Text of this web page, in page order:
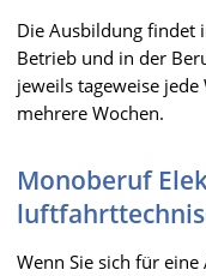
Die Ausbildung findet
Betrieb und in der
jeweils tageweise
mehrere Wochen.
Monoberuf
Wenn Sie sich für